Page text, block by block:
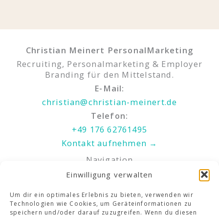
Einwilligung verwalten
Um dir ein optimales Erlebnis zu bieten, verwenden wir
Technologien wie Cookies, um Geräteinformationen zu
speichern und/oder darauf zuzugreifen. Wenn du diesen
Christian Meinert PersonalMarketing
Recruiting, Personalmarketing & Employer
Branding für den Mittelstand.
E-Mail:
christian@christian-meinert.de
Telefon:
+49 176 62761495
Kontakt aufnehmen →
Navigation
Startseite
Über mich
Insights